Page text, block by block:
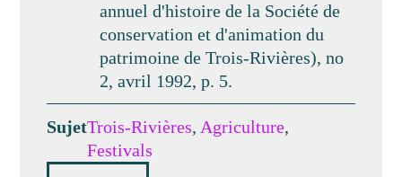
annuel d'histoire de la Société de
conservation et d'animation du
patrimoine de Trois-Rivières), no
2, avril 1992, p. 5.
SujetTrois-Rivières, Agriculture,
Festivals